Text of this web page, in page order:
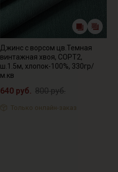
Джинс с ворсом цв.Темная
винтажная хвоя, СОРТ2,
ш.1.5м, хлопок-100%, 330гр/
м.кв
640 руб. 800 руб.
Только онлайн-заказ